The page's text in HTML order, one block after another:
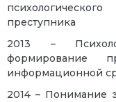
преступника
2013 –
формирование
информационной
2014 – Понимание